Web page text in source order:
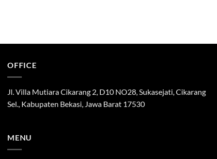
OFFICE
Jl. Villa Mutiara Cikarang 2, D10 NO28, Sukasejati, Cikarang
Sel., Kabupaten Bekasi, Jawa Barat 17530
MENU